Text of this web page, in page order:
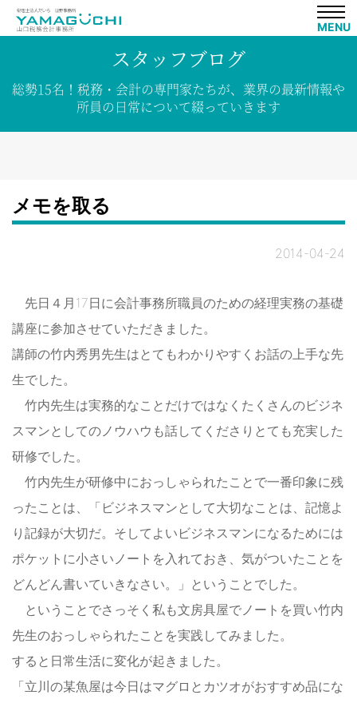
MENU
スタッフブログ
総勢15名！ 税務・会計の専門家たちが、 業界の最新情報や
所員の日常について綴っていきます
メモを取る
2014-04-24
先日４月17日に会計事務所職員のための経理実務の基礎
講座に参加させていただきました。
講師の竹内秀男先生はとてもわかりやすくお話の上手な先
生でした。
竹内先生は実務的なことだけではなくたくさんのビジネ
スマンとしてのノウハウも話してくださりとても充実した
研修でした。
竹内先生が研修中におっしゃられたことで一番印象に残
ったことは、「ビジネスマンとして大切なことは、記憶よ
り記録が大切だ。そしてよいビジネスマンになるためには
ポケットに小さいノートを入れておき、気がついたことを
どんどん書いていきなさい。」ということでした。
ということでさっそく私も文房具屋でノートを買い竹内
先生のおっしゃられたことを実践してみました。
すると日常生活に変化が起きました。
「立川の某魚屋は今日はマグロとカツオがおすすめ品にな